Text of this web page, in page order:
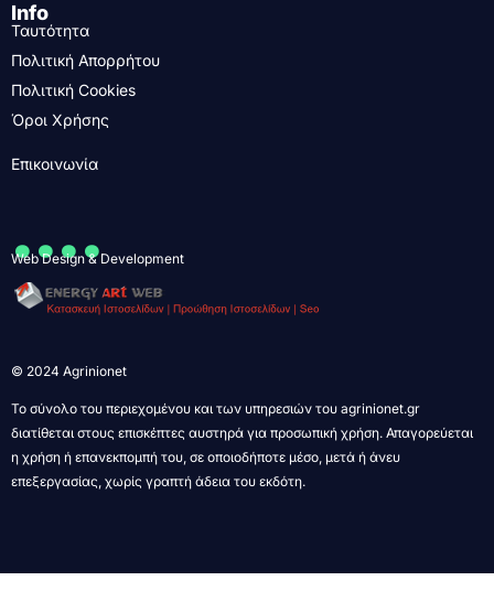
Info
Ταυτότητα
Πολιτική Απορρήτου
Πολιτική Cookies
Όροι Χρήσης
Επικοινωνία
....
Web Design & Development
© 2024 Agrinionet
Το σύνολο του περιεχομένου και των υπηρεσιών του agrinionet.gr
διατίθεται στους επισκέπτες αυστηρά για προσωπική χρήση. Απαγορεύεται
η χρήση ή επανεκπομπή του, σε οποιοδήποτε μέσο, μετά ή άνευ
επεξεργασίας, χωρίς γραπτή άδεια του εκδότη.